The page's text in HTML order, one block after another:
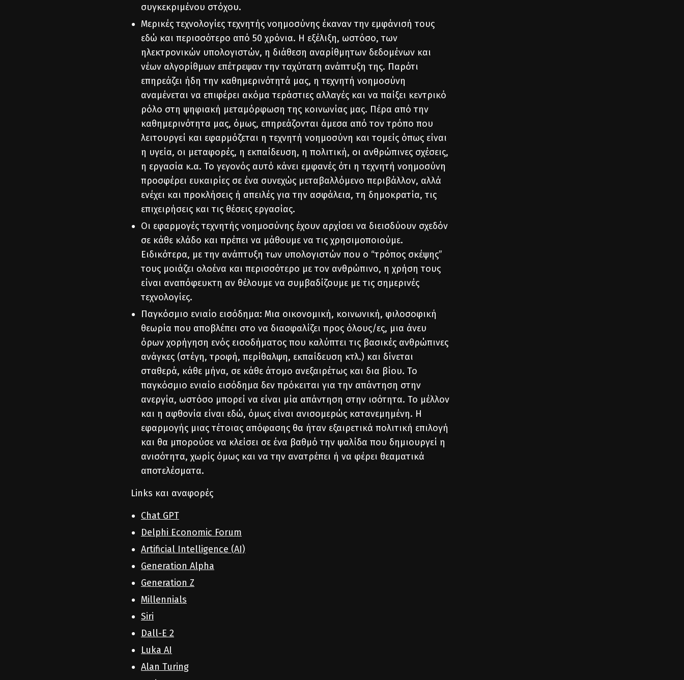
συγκεκριμένου στόχου.
Μερικές τεχνολογίες τεχνητής νοημοσύνης έκαναν την εμφάνισή τους
εδώ και περισσότερο από 50 χρόνια. Η εξέλιξη, ωστόσο, των
ηλεκτρονικών υπολογιστών, η διάθεση αναρίθμητων δεδομένων και
νέων αλγορίθμων επέτρεψαν την ταχύτατη ανάπτυξη της. Παρότι
επηρεάζει ήδη την καθημερινότητά μας, η τεχνητή νοημοσύνη
αναμένεται να επιφέρει ακόμα τεράστιες αλλαγές και να παίξει κεντρικό
ρόλο στη ψηφιακή μεταμόρφωση της κοινωνίας μας. Πέρα από την
καθημερινότητα μας, όμως, επηρεάζονται άμεσα από τον τρόπο που
λειτουργεί και εφαρμόζεται η τεχνητή νοημοσύνη και τομείς όπως είναι
η υγεία, οι μεταφορές, η εκπαίδευση, η πολιτική, οι ανθρώπινες σχέσεις,
η εργασία κ.α. Το γεγονός αυτό κάνει εμφανές ότι η τεχνητή νοημοσύνη
προσφέρει ευκαιρίες σε ένα συνεχώς μεταβαλλόμενο περιβάλλον, αλλά
ενέχει και προκλήσεις ή απειλές για την ασφάλεια, τη δημοκρατία, τις
επιχειρήσεις και τις θέσεις εργασίας.
Οι εφαρμογές τεχνητής νοημοσύνης έχουν αρχίσει να διεισδύουν σχεδόν
σε κάθε κλάδο και πρέπει να μάθουμε να τις χρησιμοποιούμε.
Ειδικότερα, με την ανάπτυξη των υπολογιστών που ο “τρόπος σκέψης”
τους μοιάζει ολοένα και περισσότερο με τον ανθρώπινο, η χρήση τους
είναι αναπόφευκτη αν θέλουμε να συμβαδίζουμε με τις σημερινές
τεχνολογίες.
Παγκόσμιο ενιαίο εισόδημα: Μια οικονομική, κοινωνική, φιλοσοφική
θεωρία που αποβλέπει στο να διασφαλίζει προς όλους/ες, μια άνευ
όρων χορήγηση ενός εισοδήματος που καλύπτει τις βασικές ανθρώπινες
ανάγκες (στέγη, τροφή, περίθαλψη, εκπαίδευση κτλ.) και δίνεται
σταθερά, κάθε μήνα, σε κάθε άτομο ανεξαιρέτως και δια βίου. Το
παγκόσμιο ενιαίο εισόδημα δεν πρόκειται για την απάντηση στην
ανεργία, ωστόσο μπορεί να είναι μία απάντηση στην ισότητα. Το μέλλον
και η αφθονία είναι εδώ, όμως είναι ανισομερώς κατανεμημένη. Η
εφαρμογής μιας τέτοιας απόφασης θα ήταν εξαιρετικά πολιτική επιλογή
και θα μπορούσε να κλείσει σε ένα βαθμό την ψαλίδα που δημιουργεί η
ανισότητα, χωρίς όμως και να την ανατρέπει ή να φέρει θεαματικά
αποτελέσματα.
Links και αναφορές
Chat GPT
Delphi Economic Forum
Artificial Intelligence (AI)
Generation Alpha
Generation Z
Millennials
Siri
Dall-E 2
Luka AI
Alan Turing